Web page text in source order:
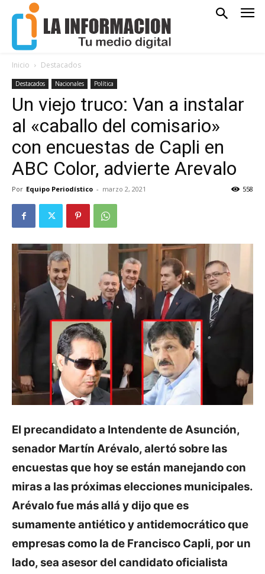
Inicio Destacados
Destacados Nacionales Política
Un viejo truco: Van a instalar
al «caballo del comisario»
con encuestas de Capli en
ABC Color, advierte Arevalo
Por Equipo Periodístico - marzo 2, 2021 558
El precandidato a Intendente de Asunción,
senador Martín Arévalo, alertó sobre las
encuestas que hoy se están manejando con
miras a las próximas elecciones municipales.
Arévalo fue más allá y dijo que es
sumamente antiético y antidemocrático que
empresas como la de Francisco Capli, por un
lado, sea asesor del candidato oficialista